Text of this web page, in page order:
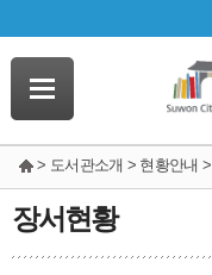
> 도서관소개 > 현황안내 >
장서현황